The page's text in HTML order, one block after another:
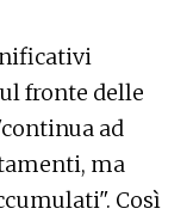
fronte delle
ad
ma
Così